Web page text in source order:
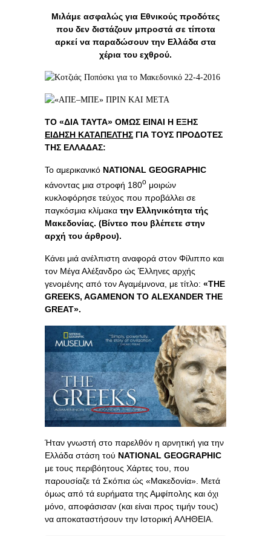
Μιλάμε ασφαλώς για Εθνικούς προδότες
που δεν διστάζουν μπροστά σε τίποτα
αρκεί να παραδώσουν την Ελλάδα στα
χέρια του εχθρού.
ΤΟ «ΔΙΑ ΤΑΥΤΑ» ΟΜΩΣ ΕΙΝΑΙ Η ΕΞΗΣ
ΕΙΔΗΣΗ ΚΑΤΑΠΕΛΤΗΣ ΓΙΑ ΤΟΥΣ ΠΡΟΔΟΤΕΣ
ΤΗΣ ΕΛΛΑΔΑΣ:
Το αμερικανικό NATIONAL GEOGRAPHIC
κάνοντας μια στροφή 180ο μοιρών
κυκλοφόρησε τεύχος που προβάλλει σε
παγκόσμια κλίμακα την Ελληνικότητα τής
Μακεδονίας. (Βίντεο που βλέπετε στην
αρχή του άρθρου).
Κάνει μιά ανέλπιστη αναφορά στον Φίλιππο και
τον Μέγα Αλέξανδρο ώς Έλληνες αρχής
γενομένης από τον Αγαμέμνονα, με τίτλο: «THE
GREEKS, AGAMENON TO ALEXANDER THE
GREAT».
Ήταν γνωστή στο παρελθόν η αρνητική για την
Ελλάδα στάση τού NATIONAL GEOGRAPHIC
με τους περιβόητους Χάρτες του, που
παρουσίαζε τά Σκόπια ώς «Μακεδονία». Μετά
όμως από τά ευρήματα της Αμφίπολης και όχι
μόνο, αποφάσισαν (και είναι προς τιμήν τους)
να αποκαταστήσουν την Ιστορική ΑΛΗΘΕΙΑ.